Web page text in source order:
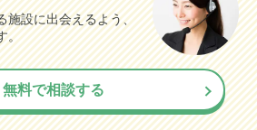
施設に出会えるよう、
。
無料で相談する